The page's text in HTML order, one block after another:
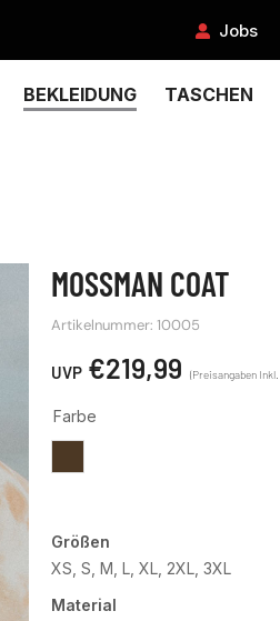
Jobs
BEKLEIDUNG TASCHEN
MOSSMAN COAT
Artikelnummer: 10005
€219,99
Farbe
Größen
XS, S, M, L, XL, 2XL, 3XL
Material